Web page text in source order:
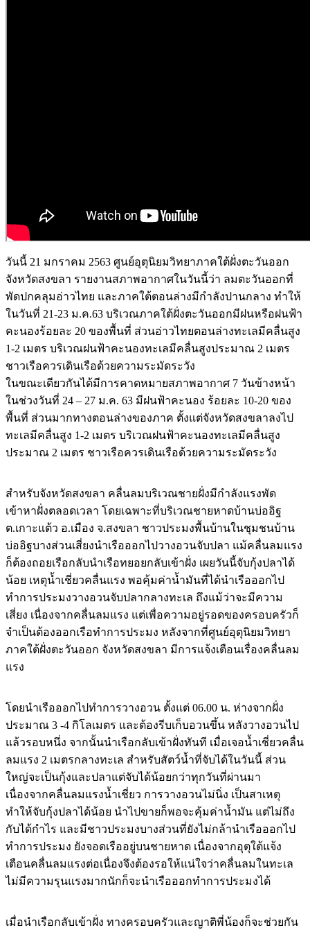
วันนี้ 21 มกราคม 2563 ศูนย์อุตุนิยมวิทยาภาคใต้ฝั่งตะวันออก
จังหวัดสงขลา รายงานสภาพอากาศในวันนี้ว่า ลมตะวันออกที่
พัดปกคลุมอ่าวไทย และภาคใต้ตอนล่างมีกำลังปานกลาง ทำให้
ในวันที่ 21-23 ม.ค.63 บริเวณภาคใต้ฝั่งตะวันออกมีฝนหรือฝนฟ้า
คะนองร้อยละ 20 ของพื้นที่ ส่วนอ่าวไทยตอนล่างทะเลมีคลื่นสูง
1-2 เมตร บริเวณฝนฟ้าคะนองทะเลมีคลื่นสูงประมาณ 2 เมตร
ชาวเรือควรเดินเรือด้วยความระมัดระวัง
ในขณะเดียวกันได้มีการคาดหมายสภาพอากาศ 7 วันข้างหน้า
ในช่วงวันที่ 24 – 27 ม.ค. 63 มีฝนฟ้าคะนอง ร้อยละ 10-20 ของ
พื้นที่ ส่วนมากทางตอนล่างของภาค ตั้งแต่จังหวัดสงขลาลงไป
ทะเลมีคลื่นสูง 1-2 เมตร บริเวณฝนฟ้าคะนองทะเลมีคลื่นสูง
ประมาณ 2 เมตร ชาวเรือควรเดินเรือด้วยความระมัดระวัง
สำหรับจังหวัดสงขลา คลื่นลมบริเวณชายฝั่งมีกำลังแรงพัด
เข้าหาฝั่งตลอดเวลา โดยเฉพาะที่บริเวณชายหาดบ้านบ่ออิฐ
ต.เกาะแต้ว อ.เมือง จ.สงขลา ชาวประมงพื้นบ้านในชุมชนบ้าน
บ่ออิฐบางส่วนเสี่ยงนำเรือออกไปวางอวนจับปลา แม้คลื่นลมแรง
ก็ต้องถอยเรือกลับนำเรือทยอยกลับเข้าฝั่ง เผยวันนี้จับกุ้งปลาได้
น้อย เหตุน้ำเชี่ยวคลื่นแรง พอคุ้มค่าน้ำมันที่ได้นำเรือออกไป
ทำการประมงวางอวนจับปลากลางทะเล ถึงแม้ว่าจะมีความ
เสี่ยง เนื่องจากคลื่นลมแรง แต่เพื่อความอยู่รอดของครอบครัวก็
จำเป็นต้องออกเรือทำการประมง หลังจากที่ศูนย์อุตุนิยมวิทยา
ภาคใต้ฝั่งตะวันออก จังหวัดสงขลา มีการแจ้งเตือนเรื่องคลื่นลม
แรง
โดยนำเรือออกไปทำการวางอวน ตั้งแต่ 06.00 น. ห่างจากฝั่ง
ประมาณ 3 -4 กิโลเมตร และต้องรีบเก็บอวนขึ้น หลังวางอวนไป
แล้วรอบหนึ่ง จากนั้นนำเรือกลับเข้าฝั่งทันที เมื่อเจอน้ำเชี่ยวคลื่น
ลมแรง 2 เมตรกลางทะเล สำหรับสัตว์น้ำที่จับได้ในวันนี้ ส่วน
ใหญ่จะเป็นกุ้งและปลาแต่จับได้น้อยกว่าทุกวันที่ผ่านมา
เนื่องจากคลื่นลมแรงน้ำเชี่ยว การวางอวนไม่นิ่ง เป็นสาเหตุ
ทำให้จับกุ้งปลาได้น้อย นำไปขายก็พอจะคุ้มค่าน้ำมัน แต่ไม่ถึง
กับได้กำไร และมีชาวประมงบางส่วนที่ยังไม่กล้านำเรือออกไป
ทำการประมง ยังจอดเรืออยู่บนชายหาด เนื่องจากอุตุใต้แจ้ง
เตือนคลื่นลมแรงต่อเนื่องจึงต้องรอให้แน่ใจว่าคลื่นลมในทะเล
ไม่มีความรุนแรงมากนักก็จะนำเรือออกทำการประมงได้
เมื่อนำเรือกลับเข้าฝั่ง ทางครอบครัวและญาติพี่น้องก็จะช่วยกัน